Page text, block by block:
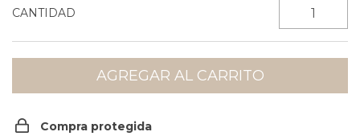
CANTIDAD
Compra protegida